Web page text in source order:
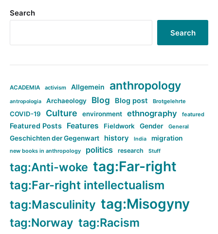
Search
Search
ACADEMIA activism Allgemein anthropology
antropologia Archaeology Blog Blog post Brotgelehrte
COVID-19 Culture environment ethnography featured
Featured Posts Features Fieldwork Gender General
Geschichten der Gegenwart history India migration
new books in anthropology politics research Stuff
tag:Anti-woke tag:Far-right
tag:Far-right intellectualism
tag:Masculinity tag:Misogyny
tag:Norway tag:Racism